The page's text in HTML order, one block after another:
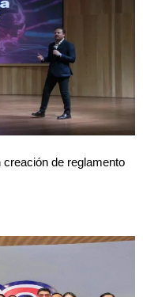
de reglamento